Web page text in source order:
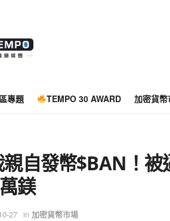
專題 TEMPO 30 AWARD 加密貨幣
自發幣$BAN！
鎂
27 in 加密貨幣市場